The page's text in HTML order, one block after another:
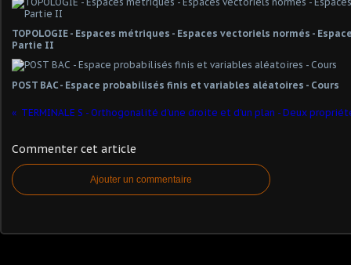
TOPOLOGIE - Espaces métriques - Espaces vectoriels normés -
Partie II
POST BAC - Espace probabilisés finis et variables aléatoires - Cours
Commenter cet article
Ajouter un commentaire